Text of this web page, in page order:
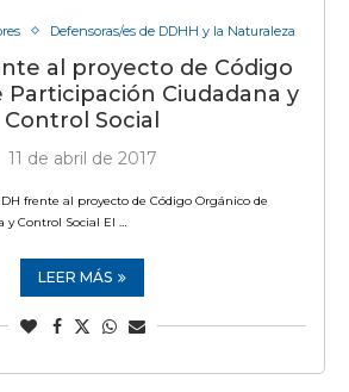
Defensoras/es de DDHH y la Naturaleza
al proyecto de Código
Participación Ciudadana y
Control Social
11 de abril de 2017
frente al proyecto de Código Orgánico de
y Control Social El …
LEER MÁS